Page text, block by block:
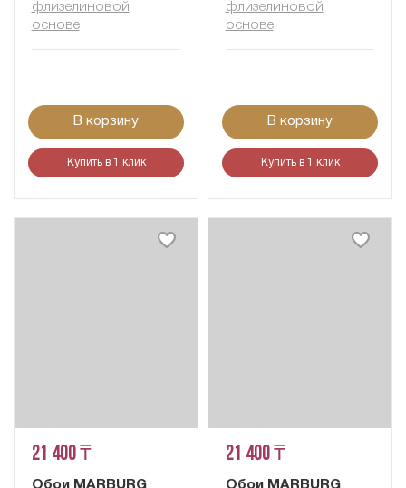
флизелиновой
основе
В корзину
Купить в 1 клик
флизелиновой
основе
В корзину
Купить в 1 клик
21 400 ₸
Обои MARBURG
21 400 ₸
Обои MARBURG